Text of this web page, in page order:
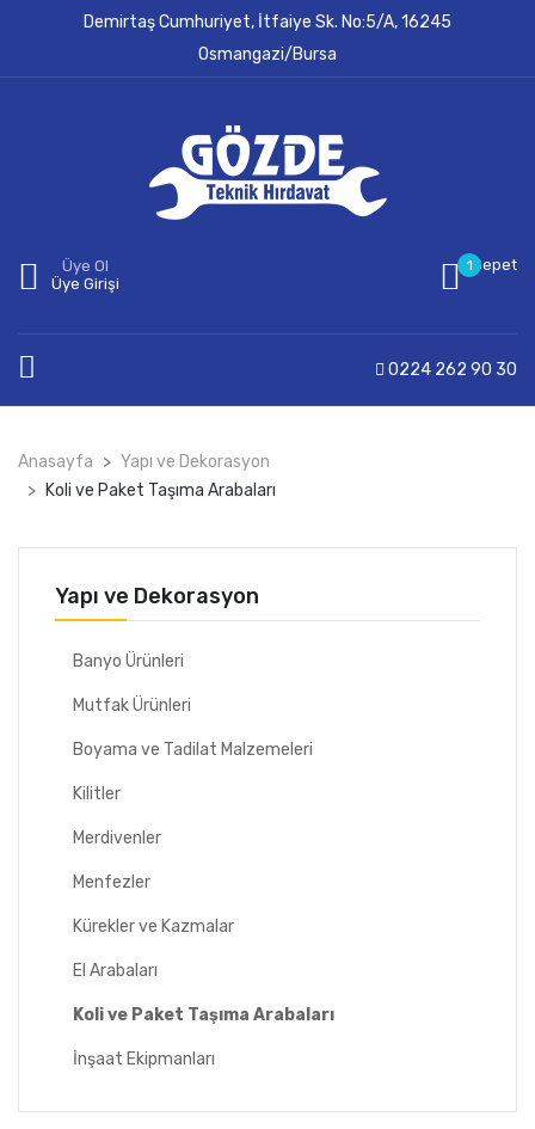
Demirtaş Cumhuriyet, İtfaiye Sk. No:5/A, 16245
Osmangazi/Bursa
Üye Ol
Üye Girişi
1 Sepet
0224 262 90 30
Anasayfa
Yapı ve Dekorasyon
Koli ve Paket Taşıma Arabaları
Yapı ve Dekorasyon
Banyo Ürünleri
Mutfak Ürünleri
Boyama ve Tadilat Malzemeleri
Kilitler
Merdivenler
Menfezler
Kürekler ve Kazmalar
El Arabaları
Koli ve Paket Taşıma Arabaları
İnşaat Ekipmanları